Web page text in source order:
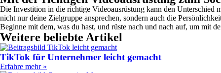
Die Investition in die richtige Videoausrüstung kann den Unterschied
nicht nur deine Zielgruppe ansprechen, sondern auch die
Beginne mit dem, was du hast, und rüste nach und nach auf, um mit
Weitere beliebte Artikel
TikTok für Unternehmer leicht gemacht
Erfahre mehr »